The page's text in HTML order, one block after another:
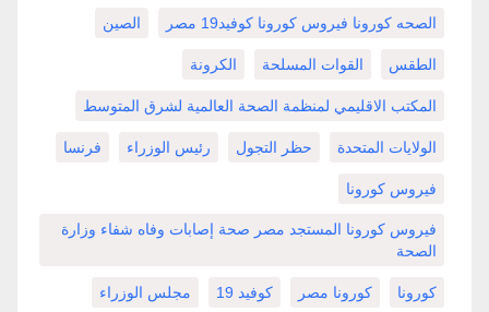
الصحه كورونا فيروس كورونا كوفيد19 مصر الصين
الطقس القوات المسلحة الكرونة
المكتب الاقليمي لمنظمة الصحة العالمية لشرق المتوسط
الولايات المتحدة حظر التجول رئيس الوزراء فرنسا
فيروس كورونا
فيروس كورونا المستجد مصر صحة إصابات وفاه شفاء وزارة
الصحة
كورونا كورونا مصر كوفيد 19 مجلس الوزراء